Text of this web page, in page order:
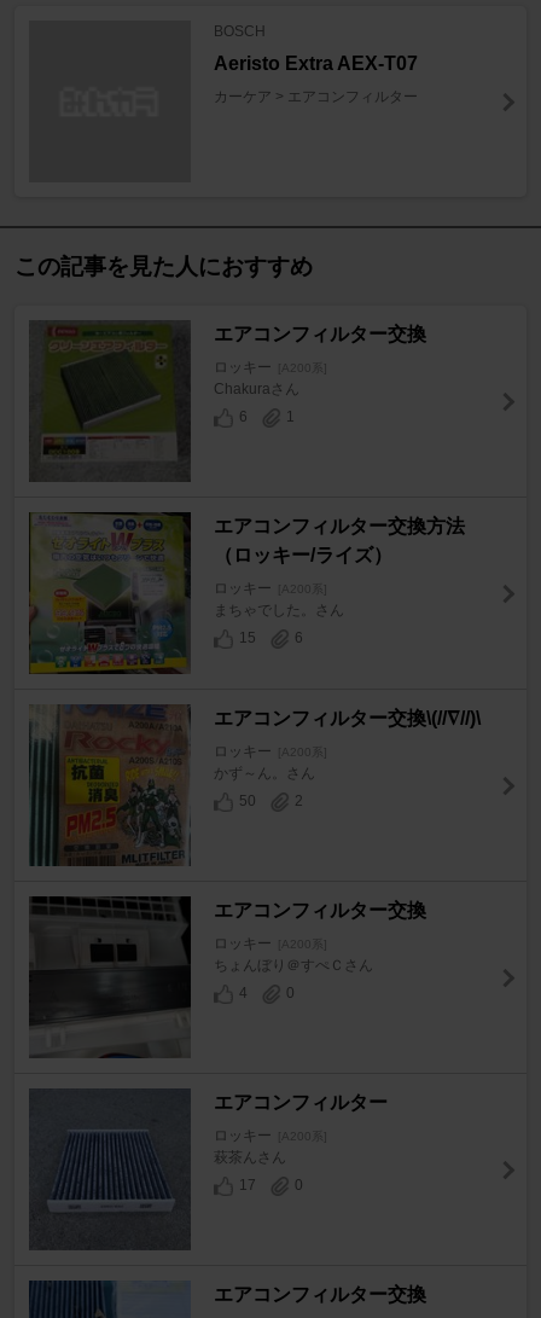
BOSCH
Aeristo Extra AEX-T07
カーケア > エアコンフィルター
この記事を見た人におすすめ
エアコンフィルター交換
ロッキー [A200系]
Chakuraさん
6
1
エアコンフィルター交換方法
（ロッキー/ライズ）
ロッキー [A200系]
まちゃでした。さん
15
6
エアコンフィルター交換\(//∇//)\
ロッキー [A200系]
かず～ん。さん
50
2
エアコンフィルター交換
ロッキー [A200系]
ちょんぼり＠すぺＣさん
4
0
エアコンフィルター
ロッキー [A200系]
萩茶んさん
17
0
エアコンフィルター交換